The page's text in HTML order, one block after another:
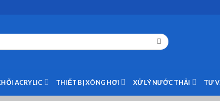
ACRYLIC THIẾT BỊ XÔNG HƠI XỬ LÝ NƯỚC THẢI TƯ